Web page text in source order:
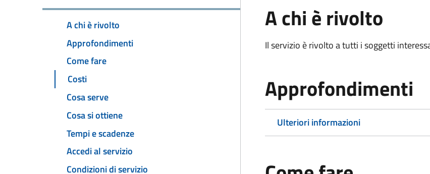
A chi è rivolto
Approfondimenti
Come fare
Costi
Cosa serve
Cosa si ottiene
Tempi e scadenze
Accedi al servizio
Condizioni di servizio
A chi è rivolto
Il servizio è rivolto a tutti i soggetti
Approfondimenti
Ulteriori informazioni